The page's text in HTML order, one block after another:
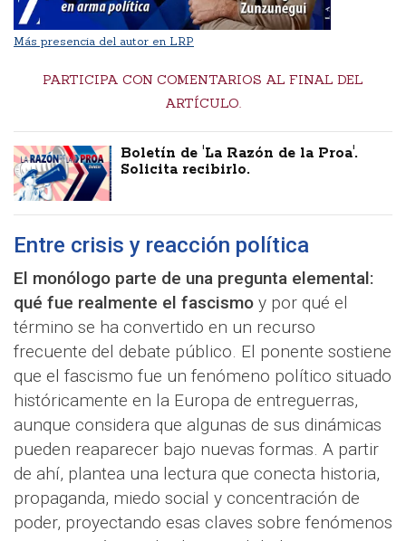
Más presencia del autor en LRP
PARTICIPA CON COMENTARIOS AL FINAL DEL
ARTÍCULO.
Boletín de 'La Razón de la Proa'.
Solicita recibirlo.
Entre crisis y reacción política
El monólogo parte de una pregunta elemental:
qué fue realmente el fascismo y por qué el
término se ha convertido en un recurso
frecuente del debate público. El ponente sostiene
que el fascismo fue un fenómeno político situado
históricamente en la Europa de entreguerras,
aunque considera que algunas de sus dinámicas
pueden reaparecer bajo nuevas formas. A partir
de ahí, plantea una lectura que conecta historia,
propaganda, miedo social y concentración de
poder, proyectando esas claves sobre fenómenos